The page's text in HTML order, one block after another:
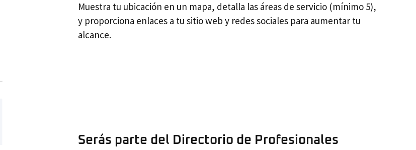
Muestra tu ubicación en un mapa, detalla las áreas de servicio (mínimo 5),
y proporciona enlaces a tu sitio web y redes sociales para aumentar tu
alcance.
Serás parte del Directorio de Profesionales